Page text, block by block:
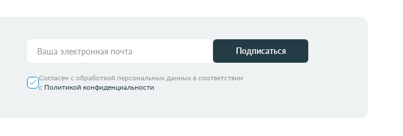
Подписаться
Согласен с обработкой персональных данных в соответствии
с Политикой конфиденциальности